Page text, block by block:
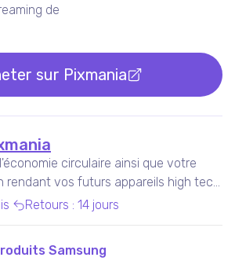
de
sur Pixmania
circulaire ainsi que votre
rendant vos futurs appareils high tech
jamais, tout en maximisant leur
Retours : 14 jours
Samsung